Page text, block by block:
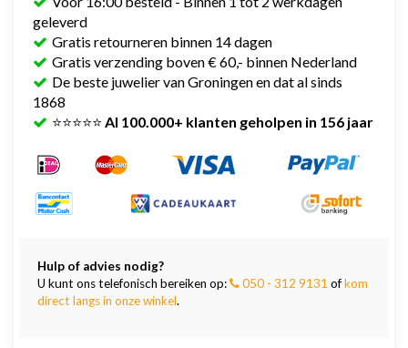
geleverd
Gratis retourneren binnen 14 dagen
Gratis verzending boven € 60,- binnen Nederland
De beste juwelier van Groningen en dat al sinds
1868
⭐⭐⭐⭐⭐ Al 100.000+ klanten geholpen in 156 jaar
Hulp of advies nodig?
U kunt ons telefonisch bereiken op:
050 - 312 9131 ofkom
direct langs in onze winkel.